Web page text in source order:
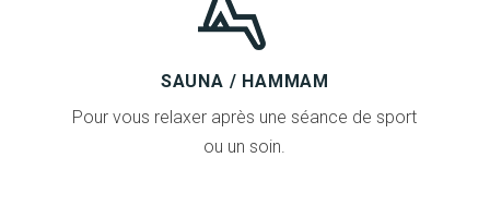
SAUNA / HAMMAM
Pour vous relaxer après une séance de sport
ou un soin.